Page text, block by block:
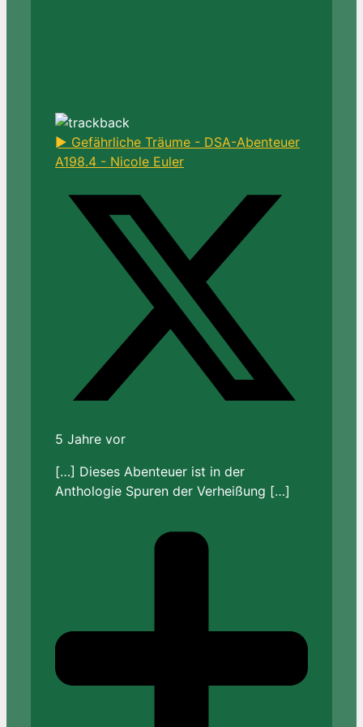
► Gefährliche Träume - DSA-Abenteuer
A198.4 - Nicole Euler
5 Jahre vor
[…] Dieses Abenteuer ist in der
Anthologie Spuren der Verheißung […]